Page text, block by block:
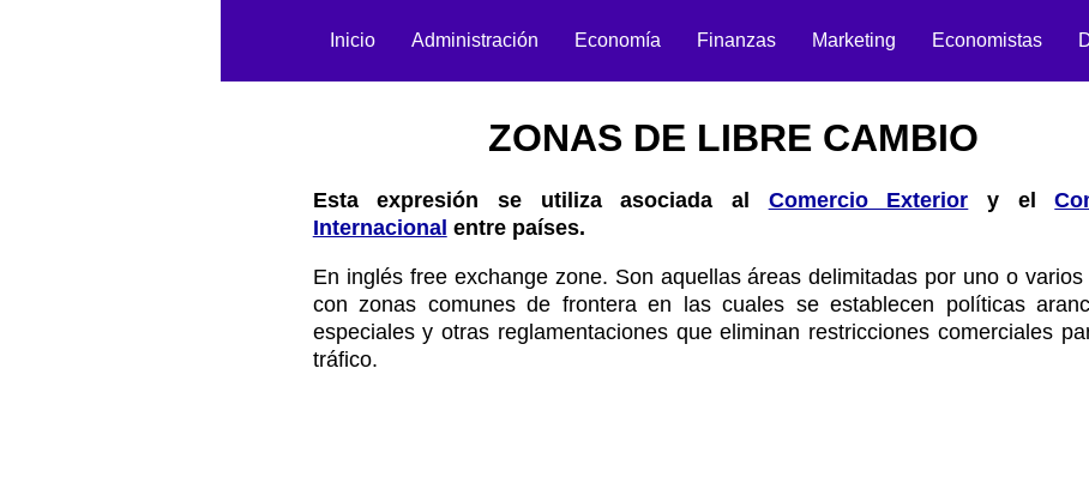
Inicio Administración Economía Finanzas Marketing Economistas
ZONAS DE LIBRE CAMBIO
Esta expresión se utiliza asociada al Comercio Exterior y el
Internacional entre países.
En inglés free exchange zone. Son aquellas áreas delimitadas por uno o
con zonas comunes de frontera en las cuales se establecen políticas
especiales y otras reglamentaciones que eliminan restricciones comerciales
tráfico.